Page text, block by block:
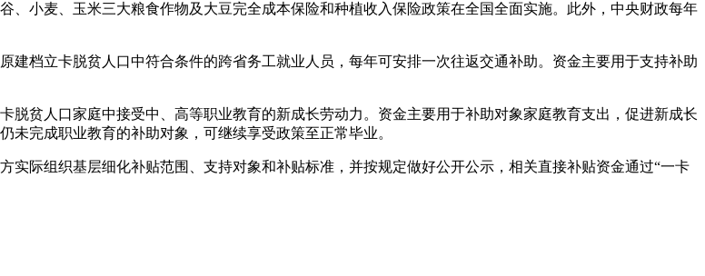
、小麦、玉米三大粮食作物及大豆完全成本保险和种植收入保险政策在全国全面实施。此外，中央财政每年
建档立卡脱贫人口中符合条件的跨省务工就业人员，每年可安排一次往返交通补助。资金主要用于支持补助
脱贫人口家庭中接受中、高等职业教育的新成长劳动力。资金主要用于补助对象家庭教育支出，促进新成长
完成职业教育的补助对象，可继续享受政策至正常毕业。
际组织基层细化补贴范围、支持对象和补贴标准，并按规定做好公开公示，相关直接补贴资金通过“一卡